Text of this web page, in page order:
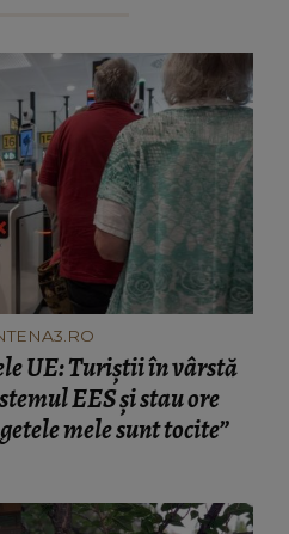
UE: Turiștii în vârstă
EES și stau ore
mele sunt tocite”